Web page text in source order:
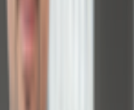
Das neue
Wohnungen und dem
begehrtesten Lagen
und die Sparkassen
Ergo Versicherung.
Hauptbahnhof,